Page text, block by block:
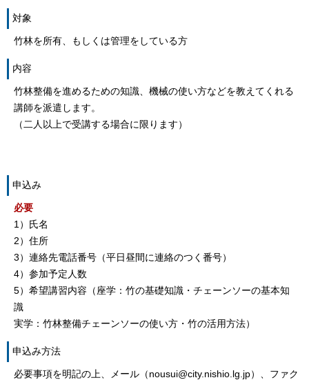
対象
竹林を所有、もしくは管理をしている方
内容
竹林整備を進めるための知識、機械の使い方などを教えてくれる
講師を派遣します。
（二人以上で受講する場合に限ります）
申込み
必要
1）氏名
2）住所
3）連絡先電話番号（平日昼間に連絡のつく番号）
4）参加予定人数
5）希望講習内容（座学：竹の基礎知識・チェーンソーの基本知
識
実学：竹林整備チェーンソーの使い方・竹の活用方法）
申込み方法
必要事項を明記の上、メール（nousui@city.nishio.lg.jp）、ファク